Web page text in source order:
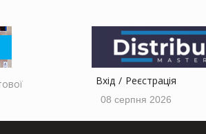
Вхід Реєстрація
08 серпня 2026